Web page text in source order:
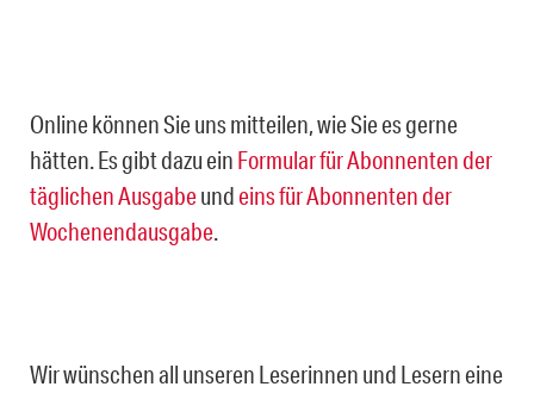
Online können Sie uns mitteilen, wie Sie es gerne
hätten. Es gibt dazu ein Formular für Abonnenten der
täglichen Ausgabeundeins für Abonnenten der
Wochenendausgabe.
Wir wünschen all unseren Leserinnen und Lesern eine